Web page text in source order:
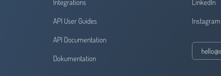
Integrations
API User Guides
API Documentation
Dokumentation
LinkedIn
Instagram